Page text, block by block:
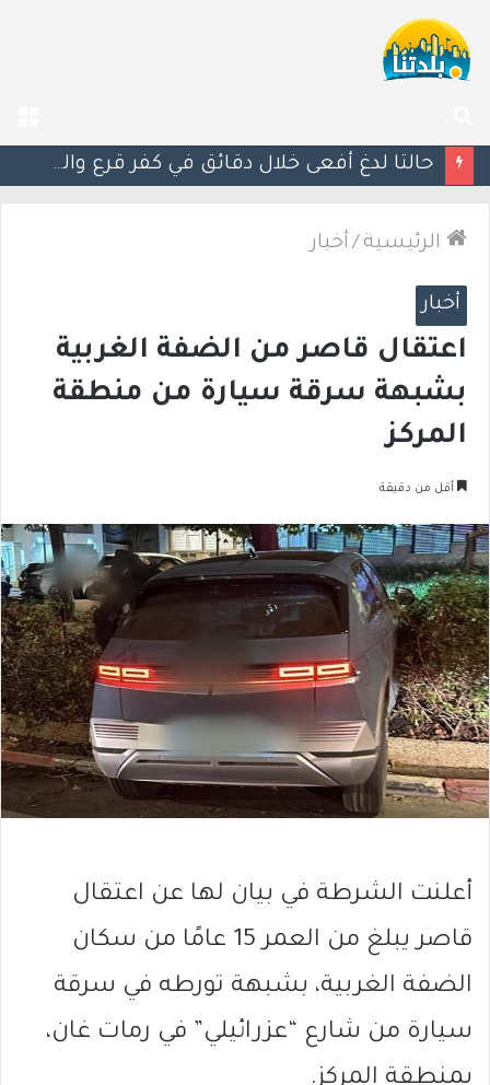
عن
حالتا لدغ أفعى خلال دقائق في كفر قرع والشمال.. إصابتان إحداهما خطيرة
الرئيسية / أخبار
أخبار
اعتقال قاصر من الضفة الغربية
بشبهة سرقة سيارة من منطقة
المركز
أقل من دقيقة
أعلنت الشرطة في بيان لها عن اعتقال
قاصر يبلغ من العمر 15 عامًا من سكان
الضفة الغربية، بشبهة تورطه في سرقة
سيارة من شارع “عزرائيلي” في رمات غان،
بمنطقة المركز.